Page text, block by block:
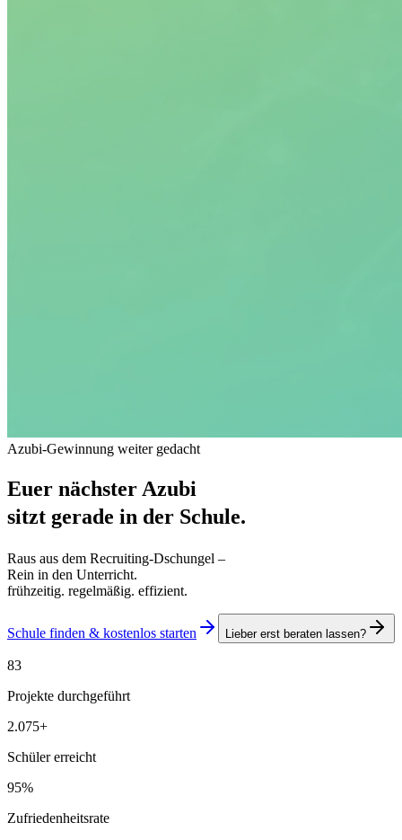
Azubi-Gewinnung weiter gedacht
Euer nächster Azubi
sitzt gerade in der Schule.
Raus aus dem Recruiting-Dschungel –
Rein in den Unterricht.
frühzeitig. regelmäßig. effizient.
Schule finden & kostenlos starten Lieber erst beraten lassen?
83
Projekte durchgeführt
2.075+
Schüler erreicht
95%
Zufriedenheitsrate